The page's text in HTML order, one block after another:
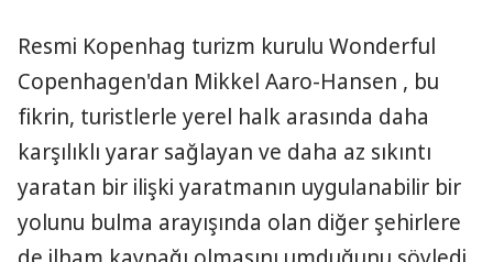
Resmi Kopenhag turizm kurulu Wonderful
Copenhagen'dan Mikkel Aaro-Hansen , bu
fikrin, turistlerle yerel halk arasında daha
karşılıklı yarar sağlayan ve daha az sıkıntı
yaratan bir ilişki yaratmanın uygulanabilir bir
yolunu bulma arayışında olan diğer şehirlere